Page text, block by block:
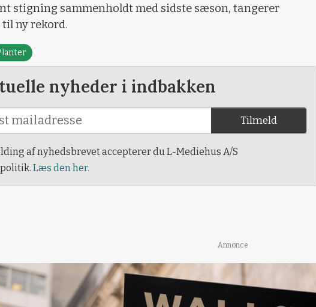
stigning sammenholdt med sidste sæson, tangerer
ny rekord.
nyheder i indbakken
Tilmeld
af nyhedsbrevet accepterer du L-Mediehus A/S
Læs den her.
Annonce